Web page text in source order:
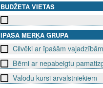
BUDŽETA VIETAS
ĪPAŠĀ MĒRĶA GRUPA
Cilvēki ar īpašām vajadzībām
Bērni ar nepabeigtu
Valodu kursi ārvalstniekiem